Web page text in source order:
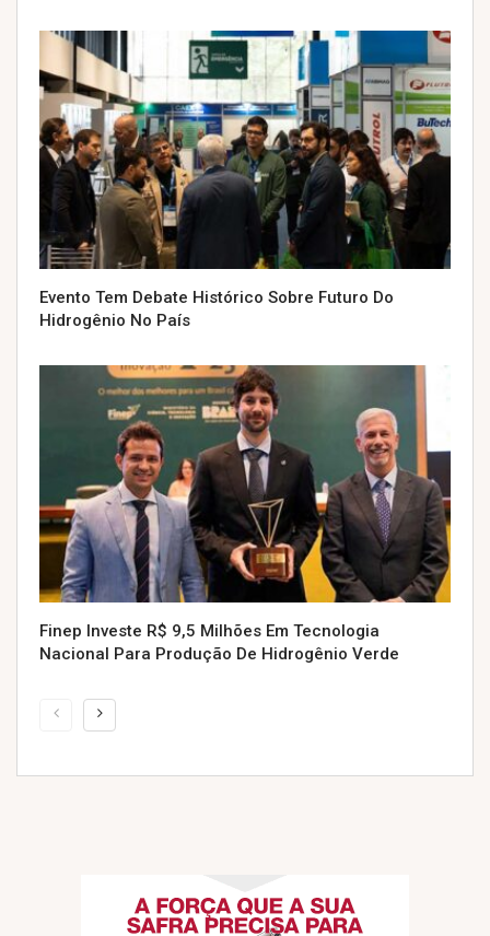
Evento Tem Debate Histórico Sobre Futuro Do
Hidrogênio No País
Finep Investe R$ 9,5 Milhões Em Tecnologia
Nacional Para Produção De Hidrogênio Verde